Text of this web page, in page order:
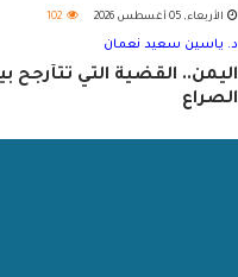
الأربعاء, 05 أغسطس 2026 102
د. ياسين سعيد نعمان
اليمن.. القضية التي تتأرجح
الصراع